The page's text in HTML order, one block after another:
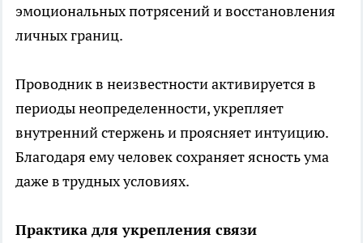
эмоциональных потрясений и восстановления
личных границ.
Проводник в неизвестности активируется в
периоды неопределенности, укрепляет
внутренний стержень и проясняет интуицию.
Благодаря ему человек сохраняет ясность ума
даже в трудных условиях.
Практика для укрепления связи